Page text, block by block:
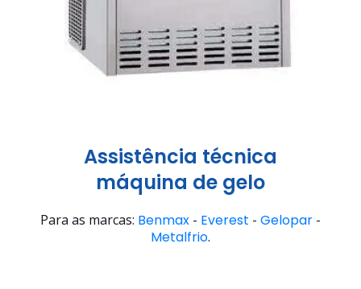
Assistência técnica
máquina de gelo
Para as marcas: Benmax - Everest - Gelopar -
Metalfrio.